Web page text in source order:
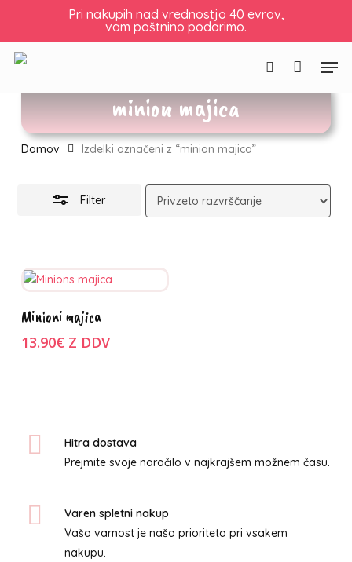
content
Pri nakupih nad vrednostjo 40 evrov,
vam poštnino podarimo.
Košarica Zapri
košarico
minion majica
Domov Izdelki označeni z “minion majica”
Filter
Izberite
možnosti
izdelek
ima
izberete
na
Minioni majica
13.90€ Z DDV
Hitra dostava
Prejmite svoje naročilo v najkrajšem možnem času.
Varen spletni nakup
Vaša varnost je naša prioriteta pri vsakem
nakupu.